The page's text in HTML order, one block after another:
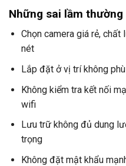
Những sai lầm
Chọn camera giá rẻ, chất
nét
Lắp đặt ở vị trí không
Không kiểm tra kết nối
wifi
Lưu trữ không đủ dung
trọng
Không đặt mật khẩu